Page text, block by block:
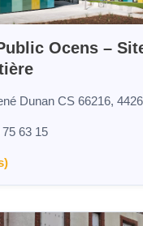
Ocens –
Dunan CS 66216,
63 15